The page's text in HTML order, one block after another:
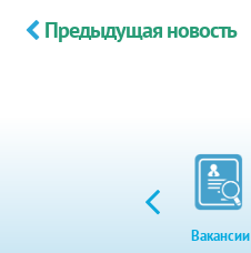
Предыдущая новость
Вакансии